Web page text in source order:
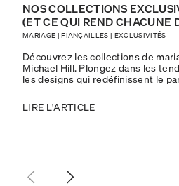
NOS COLLECTIONS
(ET CE QUI REND CHACUNE
MARIAGE |FIANÇAILLES | EXCLUSIVITÉS
Découvrez les collections de
Michael Hill. Plongez dans les
les designs qui redéfinissent le
LIRE L'ARTICLE